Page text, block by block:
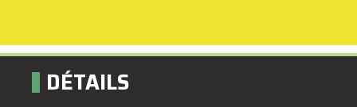
DÉTAILS